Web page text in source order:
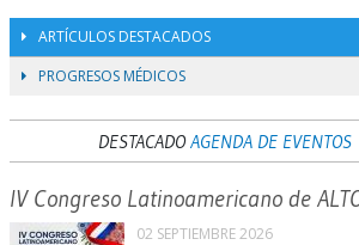
ARTÍCULOS DESTACADOS
PROGRESOS MÉDICOS
DESTACADOAGENDA DE EVENTOS
IV Congreso Latinoamericano de
02 SEPTIEMBRE 2026